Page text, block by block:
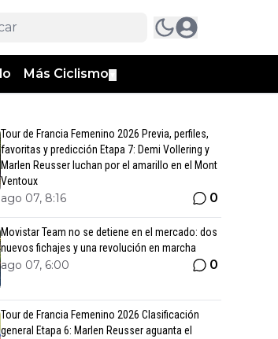
Más Ciclismo
Tour de Francia Femenino 2026 Previa, perfiles,
favoritas y predicción Etapa 7: Demi Vollering y
Marlen Reusser luchan por el amarillo en el Mont
Ventoux
ago 07, 8:16 0
Movistar Team no se detiene en el mercado: dos
nuevos fichajes y una revolución en marcha
ago 07, 6:00 0
Tour de Francia Femenino 2026 Clasificación
general Etapa 6: Marlen Reusser aguanta el